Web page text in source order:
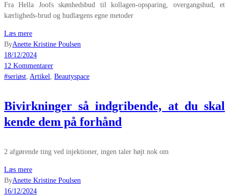
Fra Hella Joofs skønhedsbud til kollagen-opsparing, overgangshud, et
kærligheds-brud og hudlægens egne metoder
Læs mere
ByAnette Kristine Poulsen
18/12/2024
12 Kommentarer
#seriøst Artikel Beautyspace
Bivirkninger så indgribende, at du skal
kende dem på forhånd
2 afgørende ting ved injektioner, ingen taler højt nok om
Læs mere
ByAnette Kristine Poulsen
16/12/2024